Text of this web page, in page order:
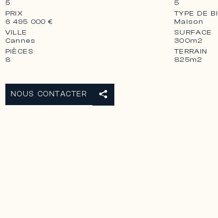
5
5
PRIX
6 495 000 €
TYPE DE
Maison
VILLE
Cannes
SURFACE
300m2
PIÈCES
8
TERRAIN
825m2
NOUS CONTACTER